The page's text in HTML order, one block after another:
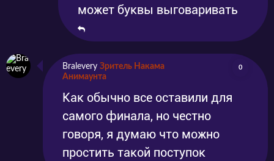
может буквы выговаривать
Bralevery Зритель Накама
Анимаунта
0
Как обычно все оставили для
самого финала, но честно
говоря, я думаю что можно
простить такой поступок